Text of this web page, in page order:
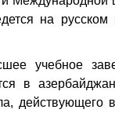
на
учебное
в
действующего